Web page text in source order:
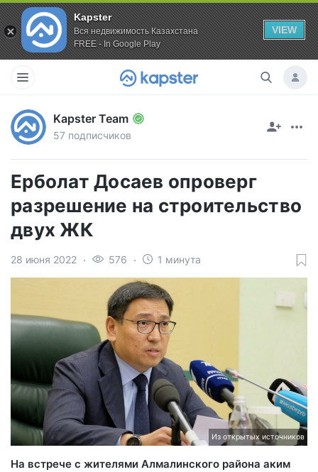
Kapster
Вся недвижимость Казахстана
FREE - In Google Play
VIEW
Kapster Team
57 подписчиков
Ерболат Досаев опроверг
разрешение на строительство
двух ЖК
28 июня 2022 576 1 минута
Из открытых источников
На встрече с жителями Алмалинского района аким